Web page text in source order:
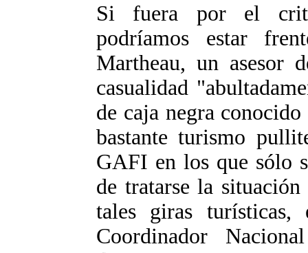
Si fuera por el
podríamos estar
Martheau, un asesor
casualidad
de caja negra
bastante turismo
GAFI en los que sólo
de tratarse la
tales giras
Coordinador